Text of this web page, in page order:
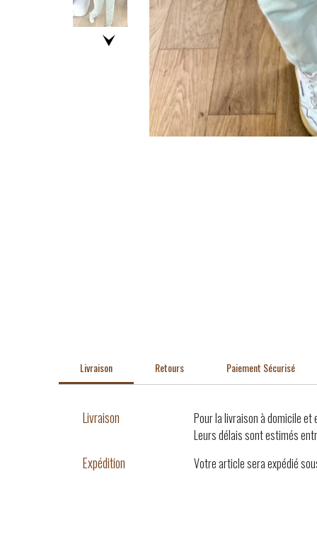
Livraison Retours Paiement Sécurisé
Livraison
Pour la livraison à domicile et
Leurs délais sont estimés
Expédition Votre article sera expédié